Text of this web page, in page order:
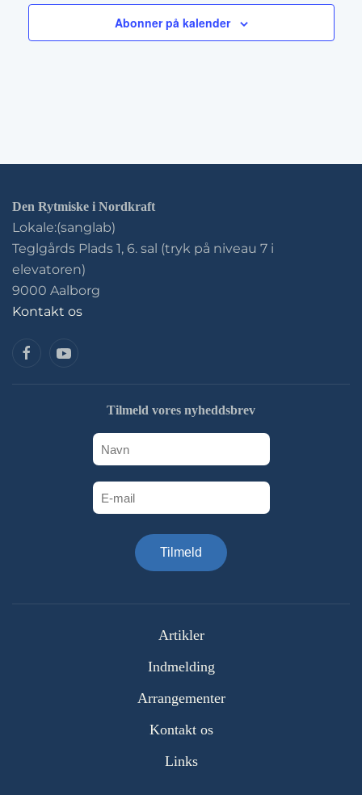
Abonner på kalender
Den Rytmiske i Nordkraft
Lokale:(sanglab)
Teglgårds Plads 1, 6. sal (tryk på niveau 7 i
elevatoren)
9000 Aalborg
Kontakt os
Tilmeld vores nyheddsbrev
Tilmeld
Artikler
Indmelding
Arrangementer
Kontakt os
Links